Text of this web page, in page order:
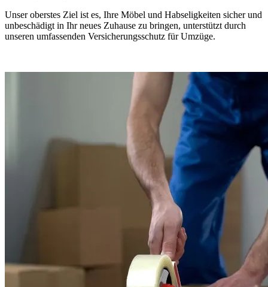
Unser oberstes Ziel ist es, Ihre Möbel und Habseligkeiten sicher und
unbeschädigt in Ihr neues Zuhause zu bringen, unterstützt durch
unseren umfassenden Versicherungsschutz für Umzüge.